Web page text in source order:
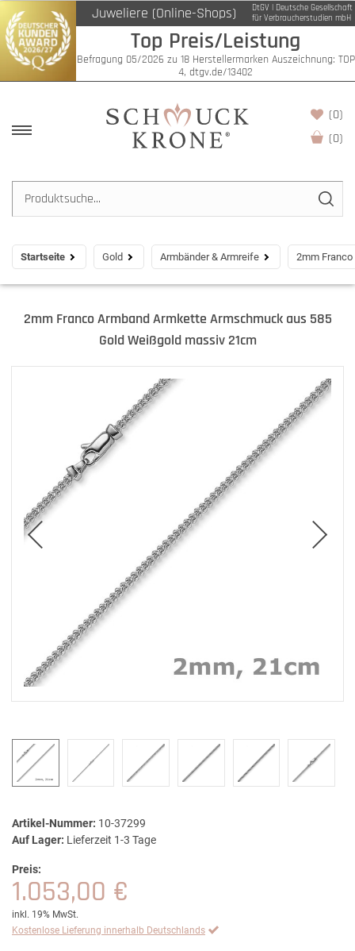
Juweliere (Online-Shops)
DtGV | Deutsche Gesellschaft
für Verbraucherstudien mbH
Top Preis/Leistung
Befragung 05/2026 zu 18 Herstellermarken Auszeichnung: TOP
4, dtgv.de/13402
(0)
(0)
Startseite Gold Armbänder & Armreife 2mm
2mm Franco Armband Armkette Armschmuck aus 585
Gold Weißgold massiv 21cm
Artikel-Nummer: 10-37299
Auf Lager: Lieferzeit 1-3 Tage
Preis:
1.053,00 €
inkl. 19% MwSt.
Kostenlose Lieferung innerhalb Deutschlands